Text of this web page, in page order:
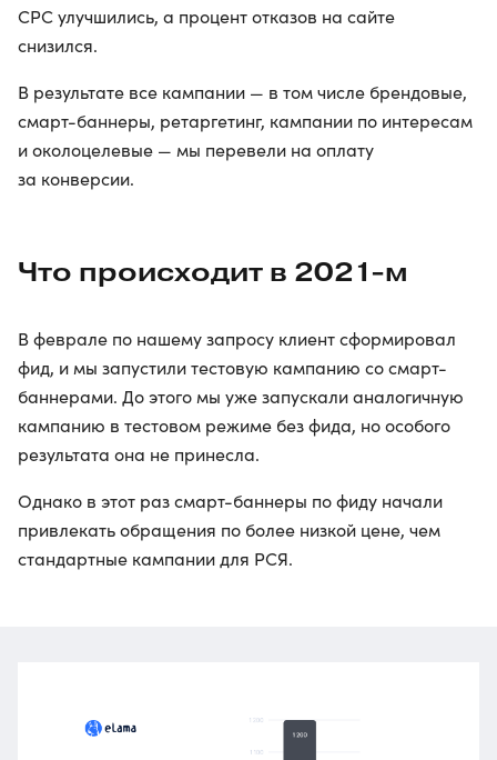
CPC улучшились, а процент отказов на сайте
снизился.
В результате все кампании — в том числе брендовые,
смарт-баннеры, ретаргетинг, кампании по интересам
и околоцелевые — мы перевели на оплату
за конверсии.
Что происходит в 2021-м
В феврале по нашему запросу клиент сформировал
фид, и мы запустили тестовую кампанию со смарт-
баннерами. До этого мы уже запускали аналогичную
кампанию в тестовом режиме без фида, но особого
результата она не принесла.
Однако в этот раз смарт-баннеры по фиду начали
привлекать обращения по более низкой цене, чем
стандартные кампании для РСЯ.